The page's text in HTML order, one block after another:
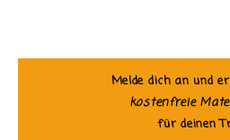
Melde dich an und
kostenfreie
für deinen